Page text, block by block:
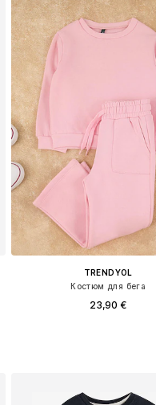
TRENDYOL
Костюм для бега
23,90 €